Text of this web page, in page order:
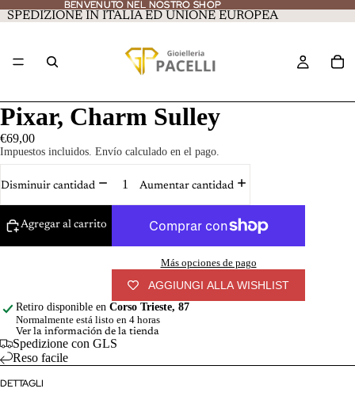
BENVENUTO NEL NOSTRO SHOP
BENVENUTO NEL NOSTRO SHOP
SPEDIZIONE IN ITALIA ED UNIONE EUROPEA
Pixar, Charm Sulley
€69,00
Impuestos incluidos. Envío calculado en el pago.
Disminuir cantidad Aumentar cantidad
Agregar al carrito
Más opciones de pago
AGGIUNGI ALLA WISHLIST
Retiro disponible en Corso Trieste, 87
Normalmente está listo en 4 horas
Ver la información de la tienda
Spedizione con GLS
Reso facile
DETTAGLI